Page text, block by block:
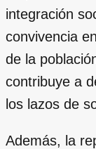
integración
convivencia
de la
contribuye a
los lazos de
Además, la